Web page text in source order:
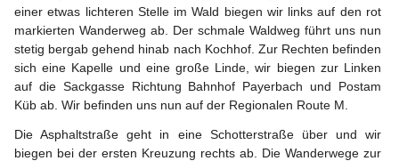
einer etwas lichteren Stelle im Wald biegen wir links auf den rot
markierten Wanderweg ab. Der schmale Waldweg führt uns nun
stetig bergab gehend hinab nach Kochhof. Zur Rechten befinden
sich eine Kapelle und eine große Linde, wir biegen zur Linken
auf die Sackgasse Richtung Bahnhof Payerbach und Postam
Küb ab. Wir befinden uns nun auf der Regionalen Route M.
Die Asphaltstraße geht in eine Schotterstraße über und wir
biegen bei der ersten Kreuzung rechts ab. Die Wanderwege zur